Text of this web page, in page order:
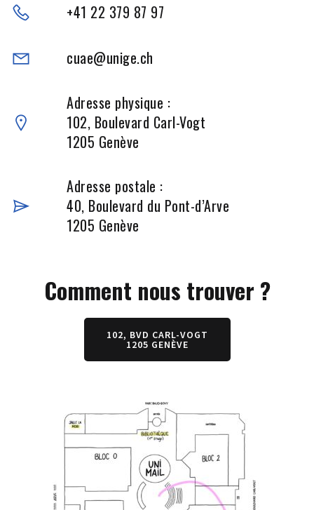
+41 22 379 87 97
cuae@unige.ch
Adresse physique :
102, Boulevard Carl-Vogt
1205 Genève
Adresse postale :
40, Boulevard du Pont-d’Arve
1205 Genève
Comment nous trouver ?
102, BVD CARL-VOGT
1205 GENÈVE